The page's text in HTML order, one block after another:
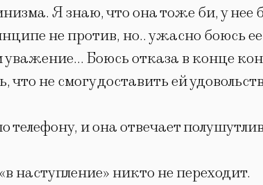
Я знаю, что она тоже би, у нее
не против, но.. ужасно боюсь
Боюсь отказа в конце
не смогу доставить ей
телефону, и она отвечает
наступление» никто не переходит.